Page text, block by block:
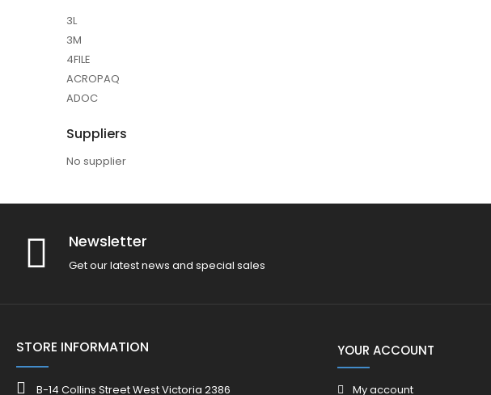
3L
3M
4FILE
ACROPAQ
ADOC
Suppliers
No supplier
Newsletter
Get our latest news and special sales
STORE INFORMATION
B-14 Collins Street West Victoria 2386
YOUR ACCOUNT
My account